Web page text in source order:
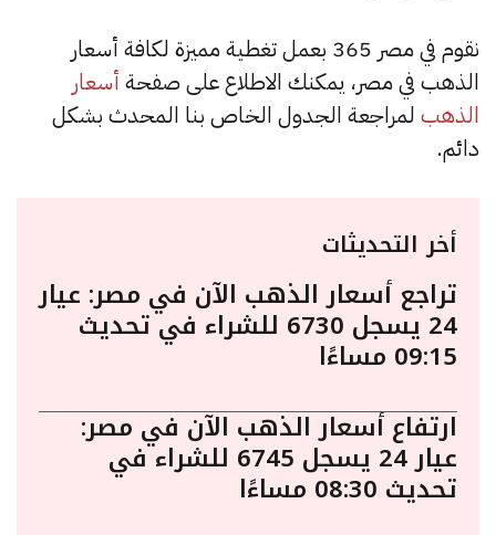
نقوم في مصر 365 بعمل تغطية مميزة لكافة أسعار
الذهب في مصر، يمكنك الاطلاع على صفحة أسعار
الذهب لمراجعة الجدول الخاص بنا المحدث بشكل
دائم.
أخر التحديثات
تراجع أسعار الذهب الآن في مصر: عيار
24 يسجل 6730 للشراء في تحديث
09:15 مساءًا
ارتفاع أسعار الذهب الآن في مصر:
عيار 24 يسجل 6745 للشراء في
تحديث 08:30 مساءًا